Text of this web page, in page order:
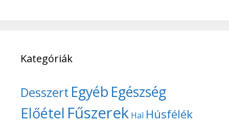
Kategóriák
Desszert Egyéb Egészség
Előétel Fűszerek Hal Húsfélék